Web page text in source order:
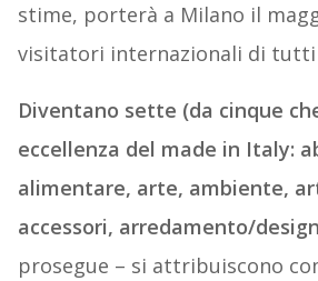
stime, porterà a Milano il
visitatori internazionali di
Diventano sette (da cinque
eccellenza del made in Italy:
alimentare, arte, ambiente,
accessori, arredamento/design
prosegue – si attribuiscono